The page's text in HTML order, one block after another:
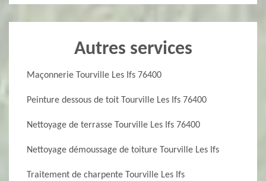
Autres services
Maçonnerie Tourville Les Ifs 76400
Peinture dessous de toit Tourville Les Ifs 76400
Nettoyage de terrasse Tourville Les Ifs 76400
Nettoyage démoussage de toiture Tourville Les Ifs
Traitement de charpente Tourville Les Ifs